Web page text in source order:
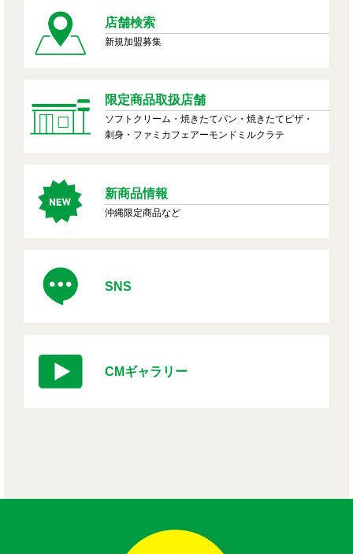
店舗検索
新規加盟募集
限定商品取扱店舗
ソフトクリーム・焼きたてパン・焼きたてピザ・
刺身・ファミカフェアーモンドミルクラテ
新商品情報
沖縄限定商品など
SNS
CMギャラリー